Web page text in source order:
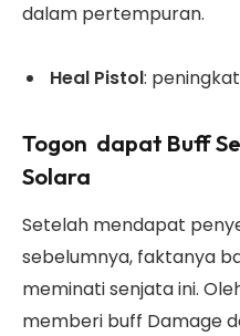
dalam pertempuran.
Heal Pistol:
Togon dapat Buff
Solara
Setelah mendapat
sebelumnya, faktanya
meminati senjata ini.
memberi buff Damage